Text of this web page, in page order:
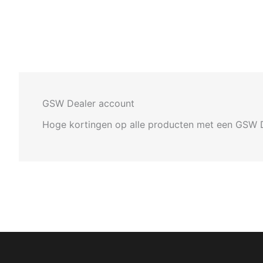
GSW Dealer account
Hoge kortingen op alle producten met een GSW